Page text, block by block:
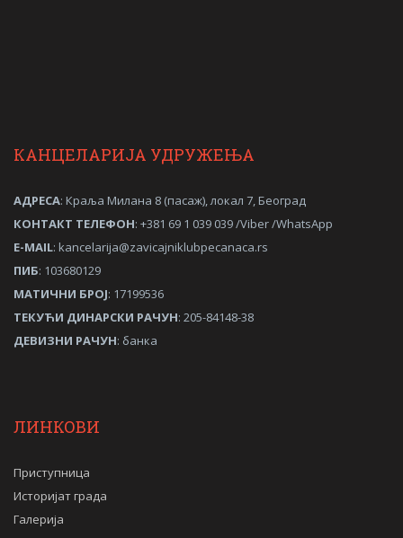
КАНЦЕЛАРИЈА УДРУЖЕЊА
АДРЕСА: Краља Милана 8 (пасаж), локал 7, Београд
КОНТАКТ ТЕЛЕФОН: +381 69 1 039 039 /Viber /WhatsApp
Е-MAIL: kancelarija@zavicajniklubpecanaca.rs
ПИБ: 103680129
МАТИЧНИ БРОЈ: 17199536
ТЕКУЋИ ДИНАРСКИ РАЧУН: 205-84148-38
ДЕВИЗНИ РАЧУН: банка
ЛИНКОВИ
Приступница
Историјат града
Галерија